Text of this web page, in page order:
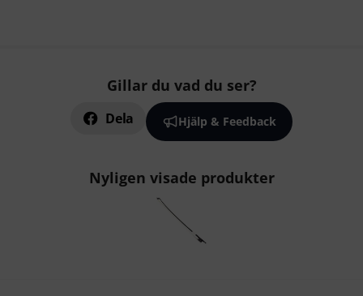
Gillar du vad du ser?
Dela Hjälp & Feedback
Nyligen visade produkter